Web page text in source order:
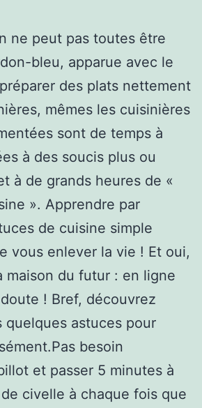
ne peut pas toutes être
bleu, apparue avec le
des plats nettement
mêmes les cuisinières
sont de temps à
à des soucis plus ou
à de grands heures de «
». Apprendre par
de cuisine simple
vous enlever la vie ! Et oui,
maison du futur : en ligne
! Bref, découvrez
quelques astuces pour
besoin
et passer 5 minutes à
civelle à chaque fois que